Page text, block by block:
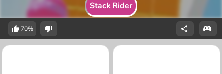
Stack Rider
70%